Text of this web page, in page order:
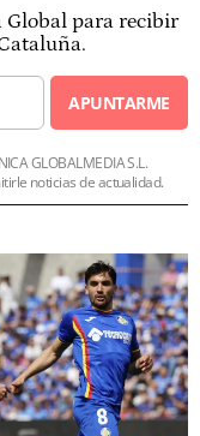
Global para recibir
APUNTARME
GLOBALMEDIA S.L.
noticias de actualidad.